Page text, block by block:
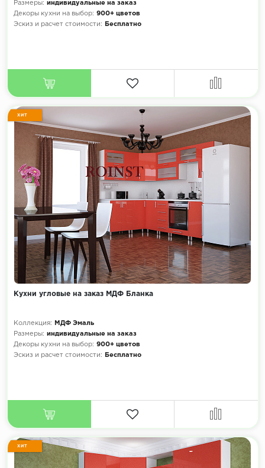
Размеры: индивидуальные на заказ
Декоры кухни на выбор: 900+ цветов
Эскиз и расчет стоимости:
Бесплатно
ХИТ
Кухни угловые на заказ МДФ Бланка
Коллекция:
МДФ Эмаль
Размеры: индивидуальные на заказ
Декоры кухни на выбор: 900+ цветов
Эскиз и расчет стоимости:
Бесплатно
ХИТ